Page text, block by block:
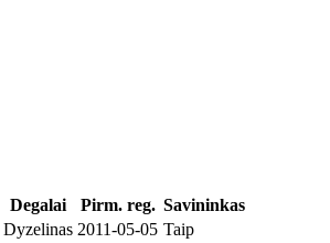
Degalai Pirm. reg. Savininkas
Dyzelinas 2011-05-05 Taip